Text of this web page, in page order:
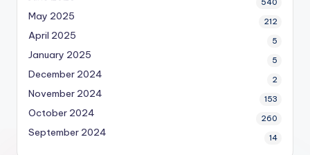
540
May 2025 212
April 2025 5
January 2025 5
December 2024 2
November 2024 153
October 2024 260
September 2024 14